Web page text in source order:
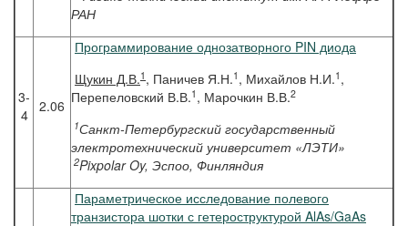
РАН
3-
4
2.06
Программирование однозатворного PIN диода
Щукин Д.В.1 , Паничев Я.Н.1 , Михайлов Н.И.1 ,
Перепеловский В.В.1 , Марочкин В.В.2
1Санкт-Петербургский государственный
электротехнический университет «ЛЭТИ»
2Pixpolar Oy, Эспоо, Финляндия
Параметрическое исследование полевого
транзистора шотки с гетероструктурой AlAs/GaAs